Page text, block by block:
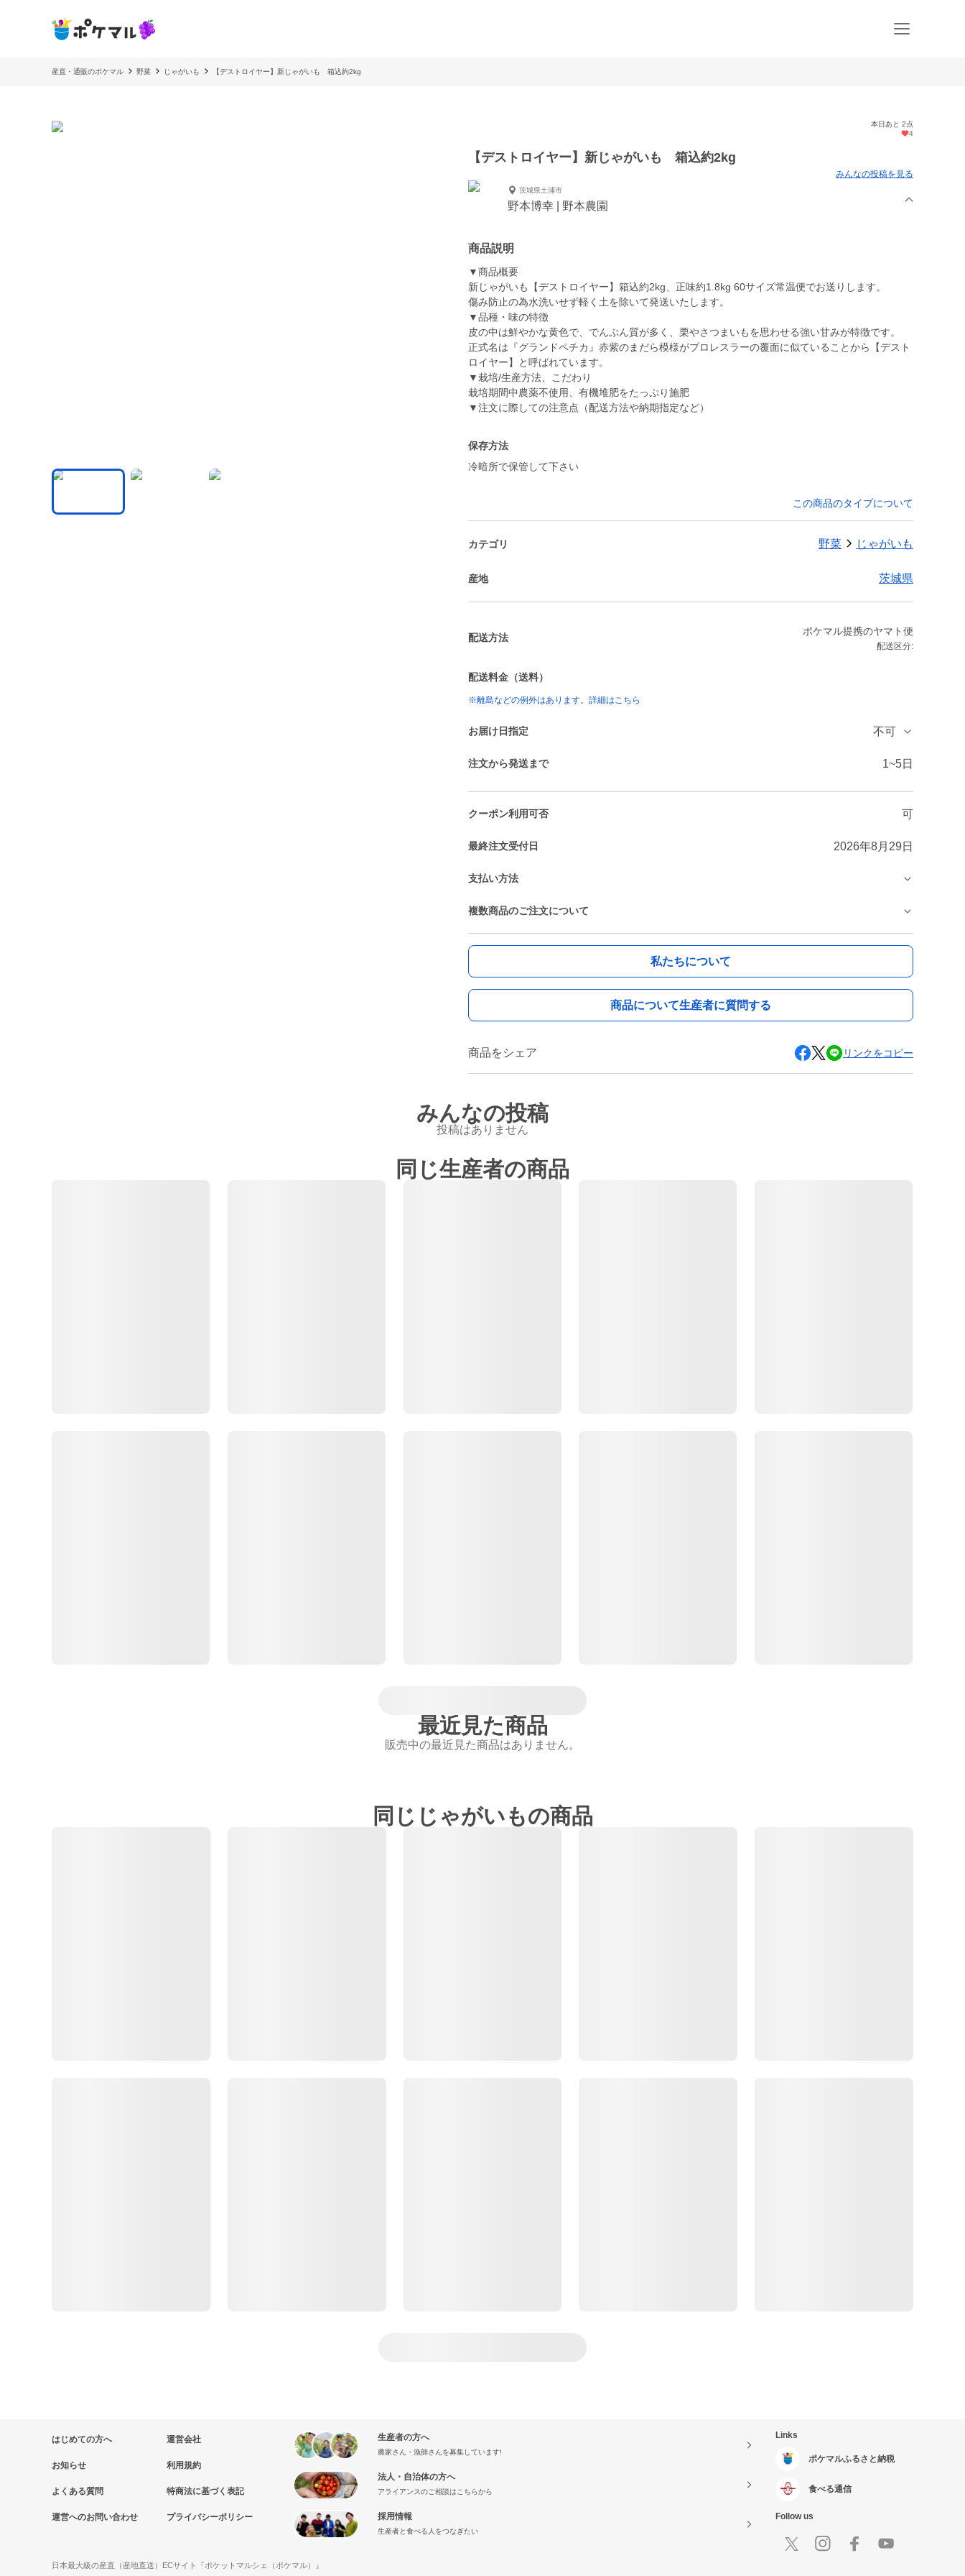
産直・通販のポケマル 野菜 じゃがいも 【デストロイヤー】新じゃがいも 箱込約2kg
本日あと 2点
4
【デストロイヤー】新じゃがいも 箱込約2kg
みんなの投稿を見る
茨城県土浦市
野本博幸 | 野本農園
商品説明
▼商品概要
新じゃがいも【デストロイヤー】箱込約2kg、正味約1.8kg 60サイズ常温便でお送りします。
傷み防止の為水洗いせず軽く土を除いて発送いたします。
▼品種・味の特徴
皮の中は鮮やかな黄色で、でんぷん質が多く、栗やさつまいもを思わせる強い甘みが特徴です。
正式名は『グランドペチカ』赤紫のまだら模様がプロレスラーの覆面に似ていることから【デスト
ロイヤー】と呼ばれています。
▼栽培/生産方法、こだわり
栽培期間中農薬不使用、有機堆肥をたっぷり施肥
▼注文に際しての注意点（配送方法や納期指定など）
保存方法
冷暗所で保管して下さい
この商品のタイプについて
カテゴリ 野菜 じゃがいも
産地 茨城県
配送方法
ポケマル提携のヤマト便
配送区分:
配送料金（送料）
※離島などの例外はあります。詳細はこちら
お届け日指定 不可
注文から発送まで 1~5日
クーポン利用可否 可
最終注文受付日 2026年8月29日
支払い方法
複数商品のご注文について
私たちについて
商品について生産者に質問する
商品をシェア リンクをコピー
みんなの投稿
投稿はありません
同じ生産者の商品
最近見た商品
販売中の最近見た商品はありません。
同じじゃがいもの商品
はじめての方へ
お知らせ
よくある質問
運営へのお問い合わせ
運営会社
利用規約
特商法に基づく表記
プライバシーポリシー
生産者の方へ
農家さん・漁師さんを募集しています!
法人・自治体の方へ
アライアンスのご相談はこちらから
採用情報
生産者と食べる人をつなぎたい
Links
ポケマルふるさと納税
食べる通信
Follow us
日本最大級の産直（産地直送）ECサイト『ポケットマルシェ（ポケマル）』